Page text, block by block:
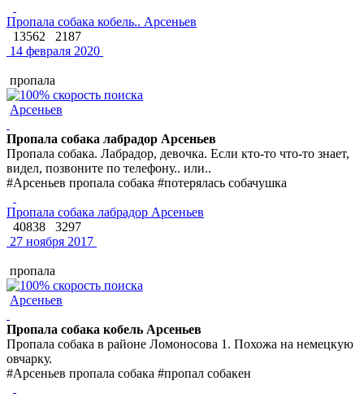
Пропала собака кобель.. Арсеньев
13562
2187
14 февраля 2020
пропала
Арсеньев
Пропала собака лабрадор Арсеньев
Пропала собака. Лабрадор, девочка. Если кто-то что-то знает,
видел, позвоните по телефону.. или..
#Арсеньев пропала собака #потерялась собачушка
Пропала собака лабрадор Арсеньев
40838
3297
27 ноября 2017
пропала
Арсеньев
Пропала собака кобель Арсеньев
Пропала собака в районе Ломоносова 1. Похожа на немецкую
овчарку.
#Арсеньев пропала собака #пропал собакен